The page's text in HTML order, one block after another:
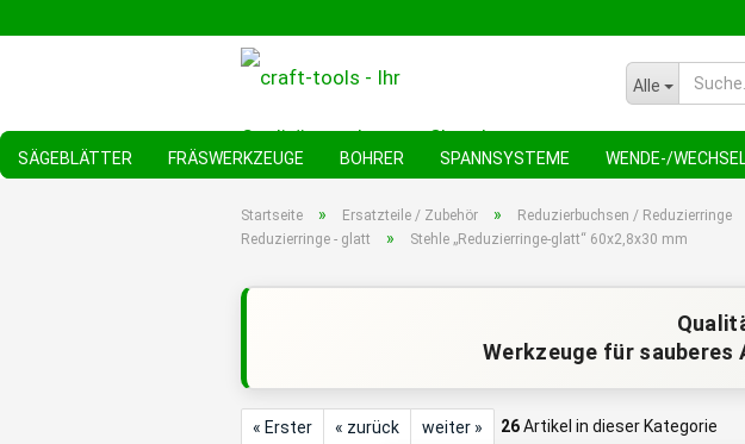
Alle
SÄGEBLÄTTER FRÄSWERKZEUGE BOHRER SPANNSYSTEME WENDE-/
Startseite » Ersatzteile / Zubehör » Reduzierbuchsen / Reduzierringe
Reduzierringe - glatt » Stehle „Reduzierringe-glatt“ 60x2,8x30 mm
Werkzeuge für sauberes
« Erster « zurück weiter » 26Artikel in dieser Kategorie